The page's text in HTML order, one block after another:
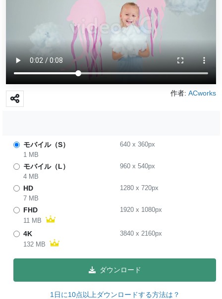
作者: ACworks
モバイル（S） 640x 360px
1 MB
モバイル（L） 960x 540px
4 MB
HD 1280x 720px
7 MB
FHD 1920x 1080px
11 MB
4K 3840x 2160px
132 MB
ダウンロード
1日に10点以上ダウンロードする方法は？